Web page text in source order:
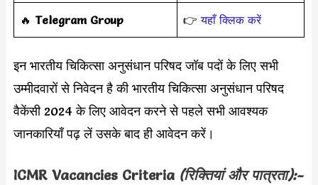
‎️‍🔥 Telegram Group 👉यहाँ क्लिक करें
इन भारतीय चिकित्सा अनुसंधान परिषद जॉब पदों के लिए सभी
उम्मीदवारों से निवेदन है की भारतीय चिकित्सा अनुसंधान परिषद
वैकेंसी 2024 के लिए आवेदन करने से पहले सभी आवश्यक
जानकारियाँ पढ़ लें उसके बाद ही आवेदन करें।
ICMR Vacancies Criteria (रिक्तियां और पात्रता):-